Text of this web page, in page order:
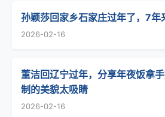
孙颖莎回家乡石家庄过年了，7年
2026-02-16
董洁回辽宁过年，分享年夜饭拿
制的美貌太吸睛
2026-02-16